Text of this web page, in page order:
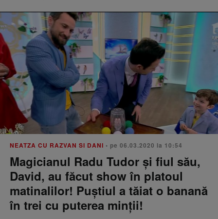
NEATZA CU RAZVAN SI DANI • pe 06.03.2020 la 10:54
Magicianul Radu Tudor şi fiul său,
David, au făcut show în platoul
matinalilor! Puştiul a tăiat o banană
în trei cu puterea minţii!